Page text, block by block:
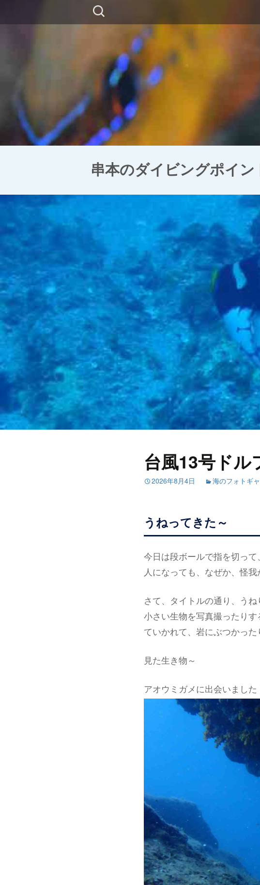
検
索:
コ
ン
テ
串本のダイビングポイン
台風13号ドル
2026年8月4日 海のフォトギ
うねってきた～
今日は段ボールで指を切っ
人になっても、なぜか、怪
さて、タイトルの通り、う
小さい生物を写真撮ったり
ていかれて、岩にぶつかっ
見た生き物～
アオウミガメに出会いまし